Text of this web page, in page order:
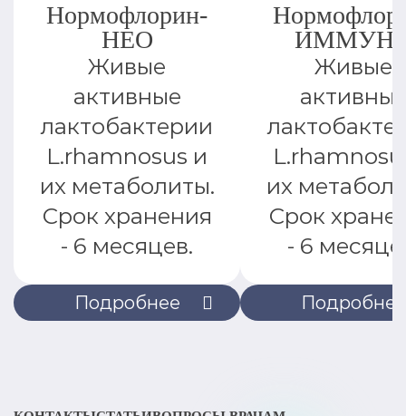
Подробнее
Нормофлорин-
НЕО
Живые
активные
лактобактерии
L.rhamnosus и
их метаболиты.
Срок хранения
- 6 месяцев.
Подробнее
Живые
их
Срок
- 6